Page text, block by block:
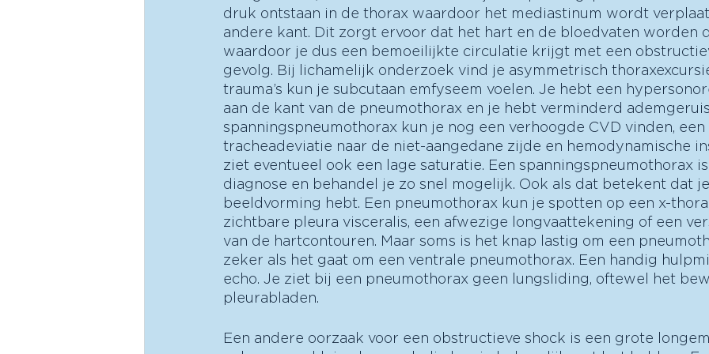
druk ontstaan in de thorax waardoor het mediastinum wordt
andere kant. Dit zorgt ervoor dat het hart en de bloedvaten
waardoor je dus een bemoeilijkte circulatie krijgt met een
gevolg. Bij lichamelijk onderzoek vind je asymmetrisch
trauma’s kun je subcutaan emfyseem voelen. Je hebt een
aan de kant van de pneumothorax en je hebt verminderd
spanningspneumothorax kun je nog een verhoogde CVD vinden, een
tracheadeviatie naar de niet-aangedane zijde en hemodynamische
ziet eventueel ook een lage saturatie. Een spanningspneumothorax
diagnose en behandel je zo snel mogelijk. Ook als dat betekent dat
beeldvorming hebt. Een pneumothorax kun je spotten op een x-
zichtbare pleura visceralis, een afwezige longvaattekening of een
van de hartcontouren. Maar soms is het knap lastig om een
zeker als het gaat om een ventrale pneumothorax. Een handig
echo. Je ziet bij een pneumothorax geen lungsliding, oftewel het
pleurabladen.
Een andere oorzaak voor een obstructieve shock is een grote